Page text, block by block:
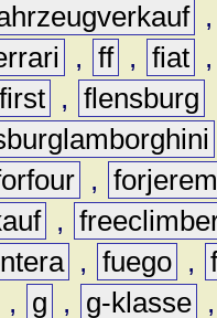
, ff , fiat
first , flensburg
,
,
, fuego ,
, g , g-klasse